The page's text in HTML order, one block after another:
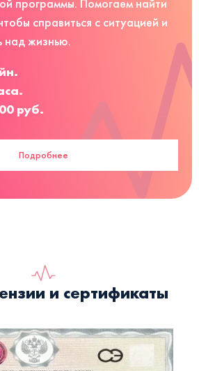
программы. Помогаем найти
справиться с ситуацией и
над жизнью.
руб.
Подробнее
и сертификаты